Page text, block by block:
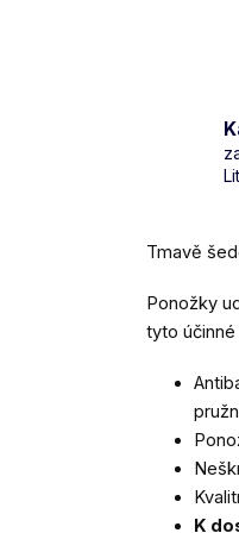
Tmavě
Ponožky
tyto
K